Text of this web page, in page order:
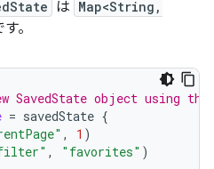
は Map<String,
。
SavedState object using the
= savedState {
, 1 )
, "favorites" )